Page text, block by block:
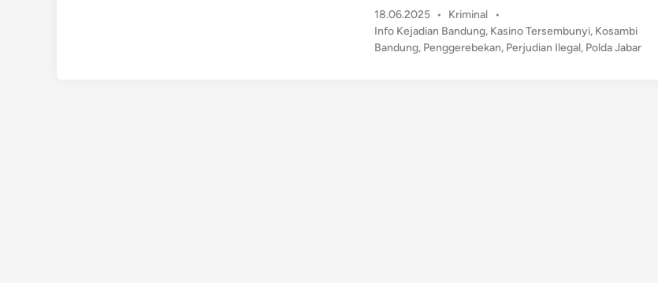
18.06.2025 •
P
o
s
Kriminal
•
Info Kejadian Bandung, Kasino Tersembunyi, Kosambi
Bandung, Penggerebekan, Perjudian Ilegal, Polda Jabar